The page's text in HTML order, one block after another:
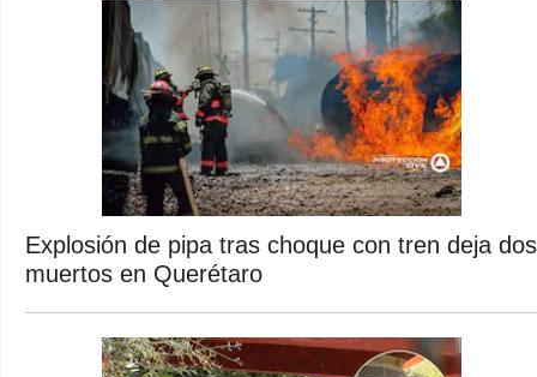
Explosión de pipa tras choque con tren deja dos
muertos en Querétaro